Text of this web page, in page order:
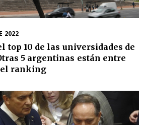
2022
top 10 de las universidades de
5 argentinas están entre
ranking